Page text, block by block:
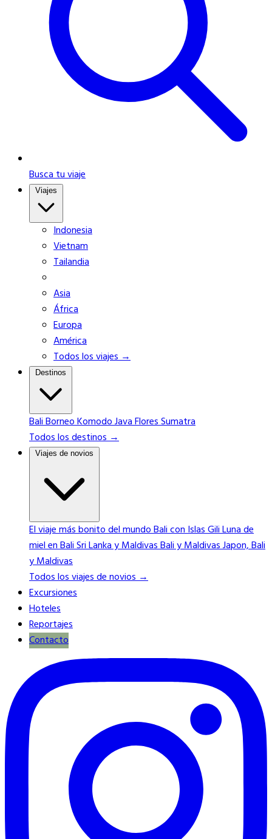
Busca tu viaje
Indonesia
Vietnam
Tailandia
Asia
África
Europa
América
Todos los viajes →
Destinos
BaliBorneoKomodoJavaFloresSumatra
Todos los destinos →
Viajes de novios
El viaje más bonito del mundoBali con Islas GiliLuna de
miel en BaliSri Lanka y MaldivasBali y MaldivasJapon, Bali
y Maldivas
Todos los viajes de novios →
Excursiones
Hoteles
Reportajes
Contacto